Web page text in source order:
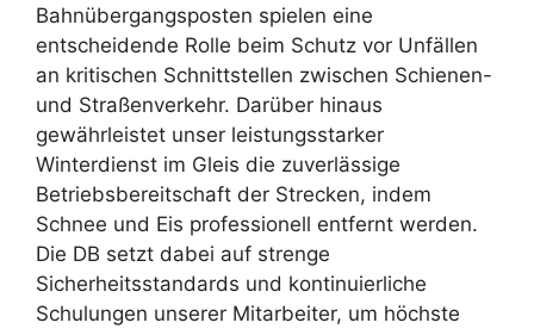
Bahnübergangsposten spielen eine
entscheidende Rolle beim Schutz vor Unfällen
an kritischen Schnittstellen zwischen Schienen-
und Straßenverkehr. Darüber hinaus
gewährleistet unser leistungsstarker
Winterdienst im Gleis die zuverlässige
Betriebsbereitschaft der Strecken, indem
Schnee und Eis professionell entfernt werden.
Die DB setzt dabei auf strenge
Sicherheitsstandards und kontinuierliche
Schulungen unserer Mitarbeiter, um höchste